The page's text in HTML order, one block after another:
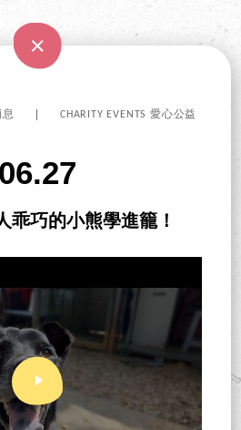
息 CHARITY EVENTS 愛心公益
06.27
乖巧的小熊學進籠！